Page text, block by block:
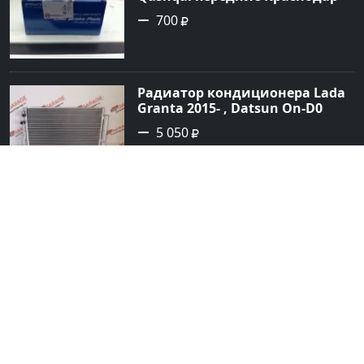
700
Радиатор кондиционера Lada
Granta 2015- , Datsun On-D0
2016- Краснодар
5 050